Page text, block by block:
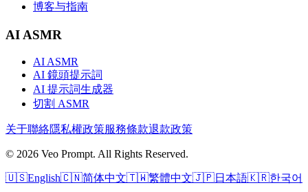
博客与指南
AI ASMR
AI ASMR
AI 鏡頭提示詞
AI 提示詞生成器
切割 ASMR
关于聯絡隱私權政策服務條款退款政策
© 2026 Veo Prompt. All Rights Reserved.
🇺🇸English🇨🇳简体中文🇹🇼繁體中文🇯🇵日本語🇰🇷한국어